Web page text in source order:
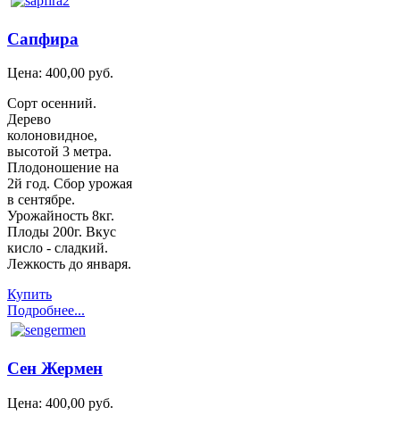
Сапфира
Цена: 400,00 руб.
Сорт осенний.
Дерево
колоновидное,
высотой 3 метра.
Плодоношение на
2й год. Сбор урожая
в сентябре.
Урожайность 8кг.
Плоды 200г. Вкус
кисло - сладкий.
Лежкость до января.
Купить
Подробнее...
Сен Жермен
Цена: 400,00 руб.